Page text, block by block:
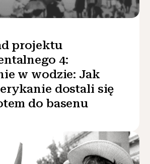
projektu
4:
w wodzie: Jak
dostali się
do basenu